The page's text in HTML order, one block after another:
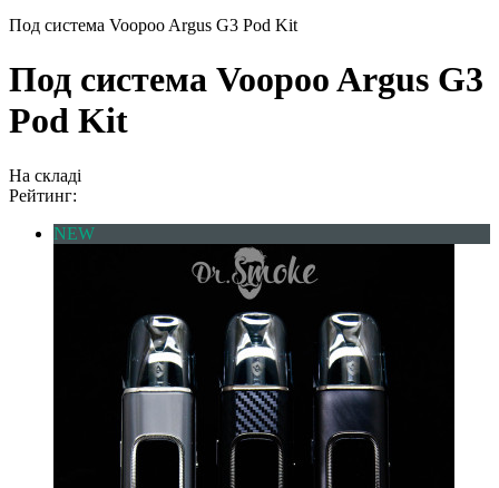
Под система Voopoo Argus G3 Pod Kit
Под система Voopoo Argus G3
Pod Kit
На складі
Рейтинг:
NEW